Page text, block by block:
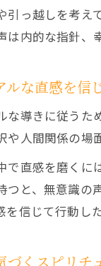
引っ越しを考え
は内的な指針、
ルな直感を信
な導きに従うた
や人間関係の場
で直感を磨くに
つと、無意識の
を信じて行動し
づくスピリチ